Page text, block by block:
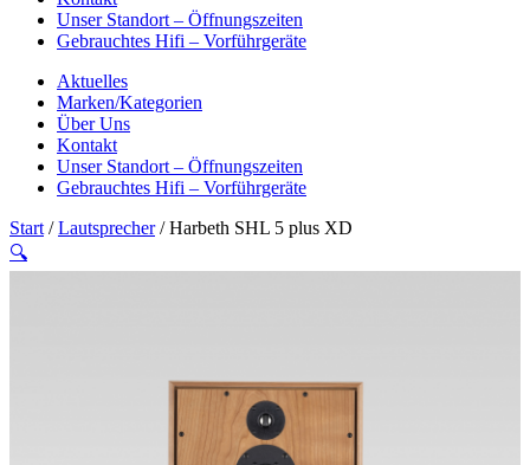
Unser Standort – Öffnungszeiten
Gebrauchtes Hifi – Vorführgeräte
Aktuelles
Marken/Kategorien
Über Uns
Kontakt
Unser Standort – Öffnungszeiten
Gebrauchtes Hifi – Vorführgeräte
Start /Lautsprecher/ Harbeth SHL 5 plus XD
🔍